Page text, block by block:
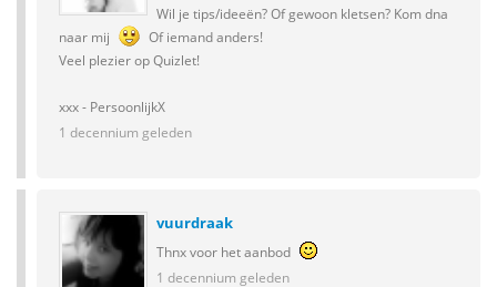
Wil je tips/ideeën? Of gewoon kletsen? Kom dna
naar mij
Of iemand anders!
Veel plezier op Quizlet!
xxx - PersoonlijkX
1 decennium geleden
vuurdraak
Thnx voor het aanbod
1 decennium geleden